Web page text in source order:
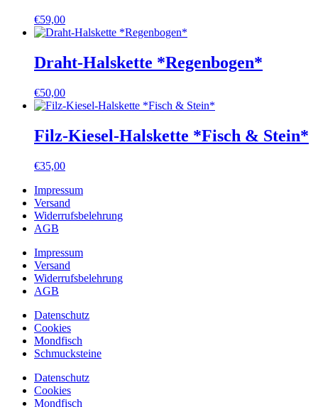
€59,00
Draht-Halskette *Regenbogen*
€50,00
Filz-Kiesel-Halskette *Fisch & Stein*
€35,00
Impressum
Versand
Widerrufsbelehrung
AGB
Impressum
Versand
Widerrufsbelehrung
AGB
Datenschutz
Cookies
Mondfisch
Schmucksteine
Datenschutz
Cookies
Mondfisch